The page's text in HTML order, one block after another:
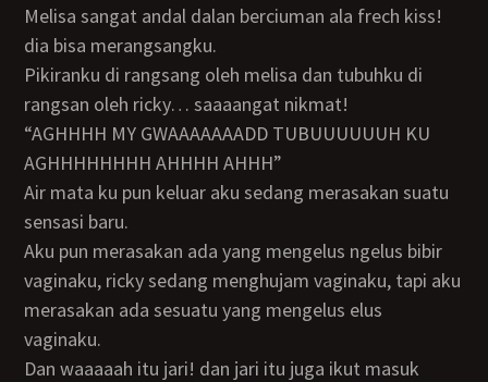
Melisa sangat andal dalan berciuman ala frech kiss!
dia bisa merangsangku.
pikiranku di rangsang oleh melisa dan tubuhku di
rangsan oleh ricky… saaaangat nikmat!
“AGHHHH MY GWAAAAAAADD TUBUUUUUUH KU
AGHHHHHHHH AHHHH AHHH”
air mata ku pun keluar aku sedang merasakan suatu
sensasi baru.
aku pun merasakan ada yang mengelus ngelus bibir
vaginaku, ricky sedang menghujam vaginaku, tapi aku
merasakan ada sesuatu yang mengelus elus
vaginaku.
dan waaaaah itu jari! dan jari itu juga ikut masuk